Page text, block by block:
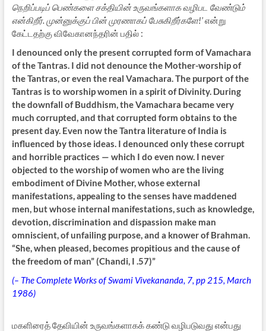
நெறிப்படிப் பெண்களை சக்தியின் உருவங்களாக வழிபட வேண்டும்
என்கிறீர். முன்னுக்குப் பின் முரணாகப் பேசுகிறீர்களே!’என்று
கேட்டதற்கு விவேகானந்தரின் பதில் :
I denounced only the present corrupted form of Vamachara
of the Tantras. I did not denounce the Mother-worship of
the Tantras, or even the real Vamachara. The purport of the
Tantras is to worship women in a spirit of Divinity. During
the downfall of Buddhism, the Vamachara became very
much corrupted, and that corrupted form obtains to the
present day. Even now the Tantra literature of India is
influenced by those ideas. I denounced only these corrupt
and horrible practices — which I do even now. I never
objected to the worship of women who are the living
embodiment of Divine Mother, whose external
manifestations, appealing to the senses have maddened
men, but whose internal manifestations, such as knowledge,
devotion, discrimination and dispassion make man
omniscient, of unfailing purpose, and a knower of Brahman.
“She, when pleased, becomes propitious and the cause of
the freedom of man”(Chandi, I .57)”
(– The Complete Works of Swami Vivekananda, 7, pp 215, March
1986)
மகளிரைத் தேவியின் உருவங்களாகக் கண்டு வழிபடுவது என்பது